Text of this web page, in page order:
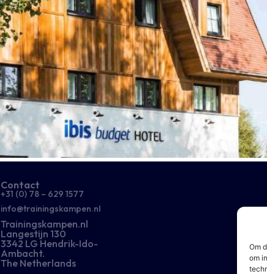
Om
om
Contact
+31 (0) 78 – 629 1577​
info@trainingskampen.nl
Trainingskampen.nl
Langestijn 130
3342 LG Hendrik-Ido-
Ambacht.
The Netherlands